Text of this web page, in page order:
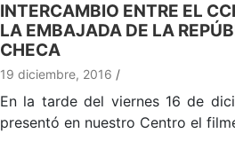
INTERCAMBIO ENTRE EL
LA EMBAJADA DE LA
CHECA
19 diciembre, 2016
En la tarde del viernes 16 de
presentó en nuestro Centro el